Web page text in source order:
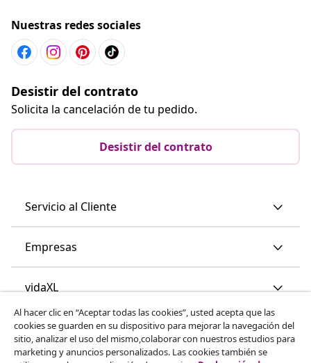
Nuestras redes sociales
Desistir del contrato
Solicita la cancelación de tu pedido.
Desistir del contrato
Servicio al Cliente
Empresas
vidaXL
Descubre mas
Al hacer clic en “Aceptar todas las cookies”, usted acepta que las
cookies se guarden en su dispositivo para mejorar la navegación del
sitio, analizar el uso del mismo,colaborar con nuestros estudios para
marketing y anuncios personalizados. Las cookies también se